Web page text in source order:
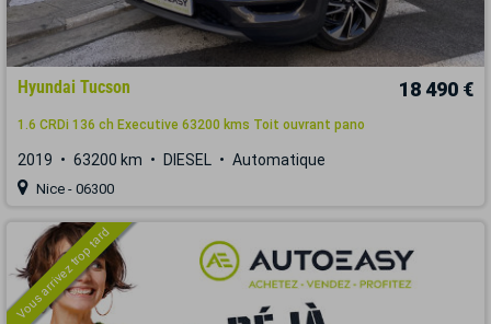
Hyundai Tucson 18 490 €
1.6 CRDi 136 ch Executive 63200 kms Toit ouvrant pano
2019 63200 km DIESEL Automatique
Nice - 06300
Vous arrivez trop tard